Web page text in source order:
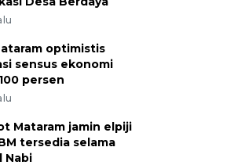
optimistis
sensus ekonomi
persen
Mataram jamin elpiji
tersedia selama
Nabi